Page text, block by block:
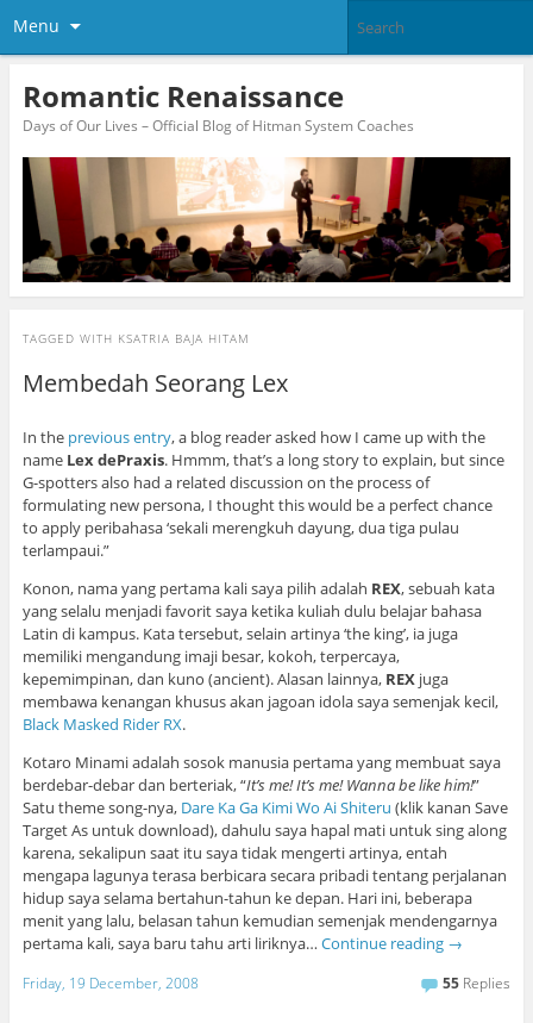
Menu
Romantic Renaissance
Days of Our Lives – Official Blog of Hitman System Coaches
TAGGED WITH KSATRIA BAJA HITAM
Membedah Seorang Lex
In the previous entry, a blog reader asked how I came up with the
name Lex dePraxis. Hmmm, that’s a long story to explain, but since
G-spotters also had a related discussion on the process of
formulating new persona, I thought this would be a perfect chance
to apply peribahasa ‘sekali merengkuh dayung, dua tiga pulau
terlampaui.”
Konon, nama yang pertama kali saya pilih adalah REX, sebuah kata
yang selalu menjadi favorit saya ketika kuliah dulu belajar bahasa
Latin di kampus. Kata tersebut, selain artinya ‘the king’, ia juga
memiliki mengandung imaji besar, kokoh, terpercaya,
kepemimpinan, dan kuno (ancient). Alasan lainnya, REXjuga
membawa kenangan khusus akan jagoan idola saya semenjak kecil,
Black Masked Rider RX.
Kotaro Minami adalah sosok manusia pertama yang membuat saya
berdebar-debar dan berteriak, “It’s me! It’s me! Wanna be like him!”
Satu theme song-nya, Dare Ka Ga Kimi Wo Ai Shiteru (klik kanan Save
Target As untuk download), dahulu saya hapal mati untuk sing along
karena, sekalipun saat itu saya tidak mengerti artinya, entah
mengapa lagunya terasa berbicara secara pribadi tentang perjalanan
hidup saya selama bertahun-tahun ke depan. Hari ini, beberapa
menit yang lalu, belasan tahun kemudian semenjak mendengarnya
pertama kali, saya baru tahu arti liriknya… Continue reading →
Friday, 19 December, 2008 55 Replies